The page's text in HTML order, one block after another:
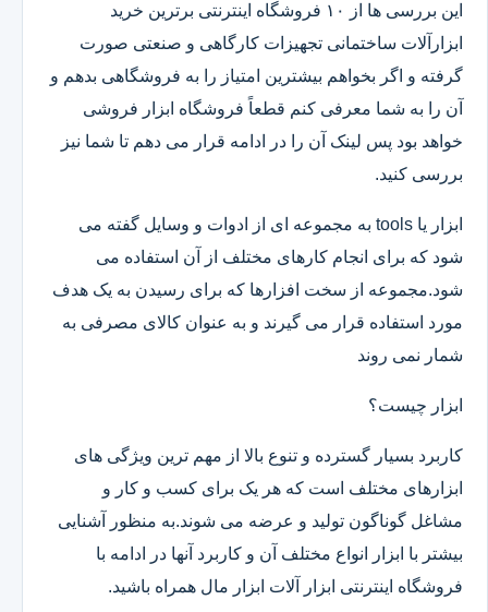
این بررسی ها از ۱۰ فروشگاه اینترنتی برترین خرید
ابزارآلات ساختمانی تجهیزات کارگاهی و صنعتی صورت
گرفته و اگر بخواهم بیشترین امتیاز را به فروشگاهی بدهم و
آن را به شما معرفی کنم قطعاً فروشگاه ابزار فروشی
خواهد بود پس لینک آن را در ادامه قرار می دهم تا شما نیز
بررسی کنید.
ابزار یا tools به مجموعه ای از ادوات و وسایل گفته می
شود که برای انجام کارهای مختلف از آن استفاده می
شود.مجموعه از سخت افزارها که برای رسیدن به یک هدف
مورد استفاده قرار می گیرند و به عنوان کالای مصرفی به
شمار نمی روند
ابزار چیست؟
کاربرد بسیار گسترده و تنوع بالا از مهم ترین ویژگی های
ابزارهای مختلف است که هر یک برای کسب و کار و
مشاغل گوناگون تولید و عرضه می شوند.به منظور آشنایی
بیشتر با ابزار انواع مختلف آن و کاربرد آنها در ادامه با
فروشگاه اینترنتی ابزار آلات ابزار مال همراه باشید.